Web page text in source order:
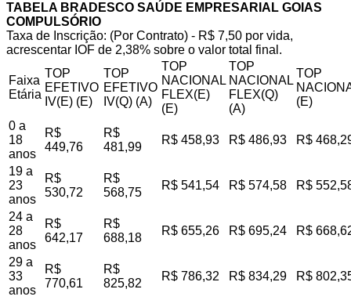
TABELA BRADESCO SAÚDE EMPRESARIAL GOIAS
COMPULSÓRIO
Taxa de Inscrição: (Por Contrato) - R$ 7,50 por vida,
acrescentar IOF de 2,38% sobre o valor total final.
Faixa
Etária
TOP
EFETIVO
IV(E) (E)
TOP
EFETIVO
IV(Q) (A)
TOP
NACIONAL
FLEX(E)
(E)
TOP
NACIONAL
FLEX(Q)
(A)
TOP
(E)
0 a
18
anos
R$
449,76
R$
481,99
R$ 458,93 R$ 486,93 R$
19 a
23
anos
R$
530,72
R$
568,75
R$ 541,54 R$ 574,58 R$
24 a
28
anos
R$
642,17
R$
688,18
R$ 655,26 R$ 695,24 R$
29 a
33
anos
R$
770,61
R$
825,82
R$ 786,32 R$ 834,29 R$